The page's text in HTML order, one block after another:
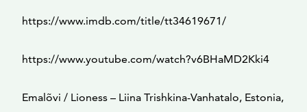
https://www.imdb.com/title/tt34619671/
https://www.youtube.com/watch?v6BHaMD2Kki4
Emalõvi / Lioness – Liina Trishkina-Vanhatalo, Estonia,